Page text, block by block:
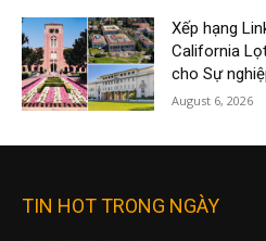
Xếp hạng
California
cho Sự
August 6, 2026
TIN HOT TRONG NGÀY